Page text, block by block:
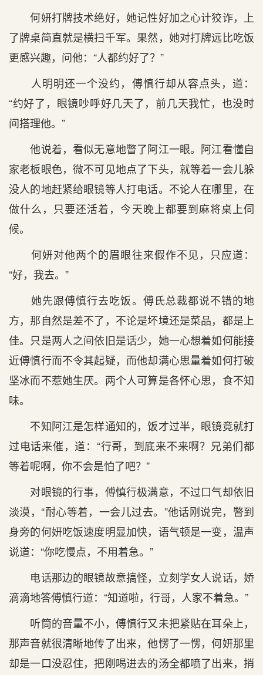
何妍打牌技术绝好，她记性好加之心计狡诈，上
了牌桌简直就是横扫千军。果然，她对打牌远比吃饭
更感兴趣，问他：“人都约好了？”
人明明还一个没约，傅慎行却从容点头，道：
“约好了，眼镜吵呼好几天了，前几天我忙，也没时
间搭理他。”
他说着，看似无意地瞥了阿江一眼。阿江看懂自
家老板眼色，微不可见地点了下头，就等着一会儿躲
没人的地赶紧给眼镜等人打电话。不论人在哪里，在
做什么，只要还活着，今天晚上都要到麻将桌上伺
候。
何妍对他两个的眉眼往来假作不见，只应道：
“好，我去。”
她先跟傅慎行去吃饭。傅氏总裁都说不错的地
方，那自然是差不了，不论是坏境还是菜品，都是上
佳。只是两人之间依旧是话少，她一心想着如何能接
近傅慎行而不令其起疑，而他却满心思量着如何打破
坚冰而不惹她生厌。两个人可算是各怀心思，食不知
味。
不知阿江是怎样通知的，饭才过半，眼镜竟就打
过电话来催，道：“行哥，到底来不来啊？兄弟们都
等着呢啊，你不会是怕了吧？”
对眼镜的行事，傅慎行极满意，不过口气却依旧
淡漠，“耐心等着，一会儿过去。”他话刚说完，瞥到
身旁的何妍吃饭速度明显加快，语气顿是一变，温声
说道：“你吃慢点，不用着急。”
电话那边的眼镜故意搞怪，立刻学女人说话，娇
滴滴地答傅慎行道：“知道啦，行哥，人家不着急。”
听筒的音量不小，傅慎行又未把紧贴在耳朵上，
那声音就很清晰地传了出来，他愣了一愣，何妍那里
却是一口没忍住，把刚喝进去的汤全都喷了出来，捎